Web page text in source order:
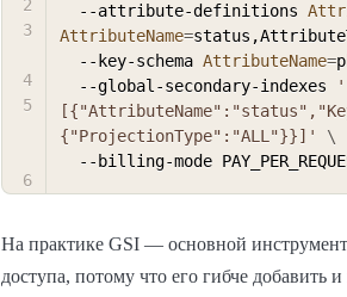
  --attribute-definitions
AttributeName=
  --key-schema
AttributeName=
  --global-secondary-indexes
{"ProjectionType":"ALL"}}]'
\
На практике GSI — основной
доступа, потому что его гибче